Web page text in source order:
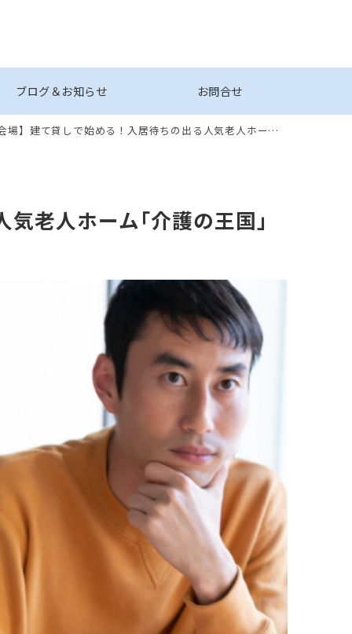
ブログ＆お知らせ お問合せ
貸しで始める！入居待ちの出る人気老人ホーム｢介護の王国｣事業説明会
老人ホーム｢介護の王国｣